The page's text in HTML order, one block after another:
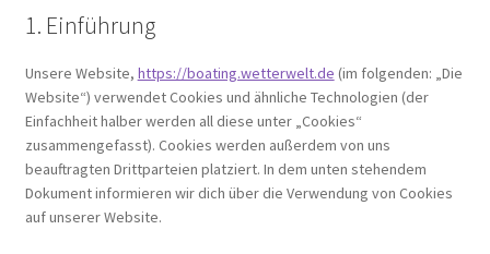
Online Seminare
SEAMAN PRO Video
SEAMAN Video
1. Einführung
Unsere Website, https://boating.wetterwelt.de (im folgenden: „Die
Website“) verwendet Cookies und ähnliche Technologien (der
Einfachheit halber werden all diese unter „Cookies“
zusammengefasst). Cookies werden außerdem von uns
beauftragten Drittparteien platziert. In dem unten stehendem
Dokument informieren wir dich über die Verwendung von Cookies
auf unserer Website.